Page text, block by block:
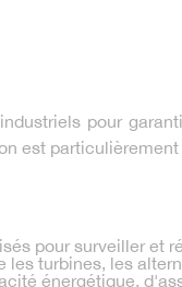
pour
est
pour surveiller et
les turbines, les
énergétique,